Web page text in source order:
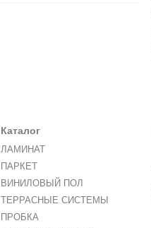
Каталог
ЛАМИНАТ
ПАРКЕТ
ВИНИЛОВЫЙ ПОЛ
ТЕРРАСНЫЕ СИСТЕМЫ
ПРОБКА